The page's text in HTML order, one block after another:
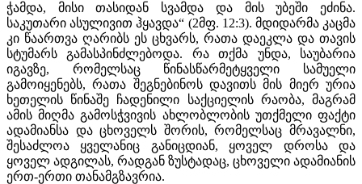
ჭამდა, მისი თასიდან სვამდა და მის უბეში ეძინა.
საკუთარი ასულივით ჰყავდა“ (2მფ. 12:3). მდიდარმა კაცმა
კი წაართვა ღარიბს ეს ცხვარს, რათა დაეკლა და თავის
სტუმარს გამასპინძლებოდა. რა თქმა უნდა, საუბარია
იგავზე, რომელსაც წინასწარმეტყველი სამუელი
გამოიყენებს, რათა შეგნებინოს დავითს მის მიერ ურია
ხეთელის წინაშე ჩადენილი საქციელის რაობა, მაგრამ
ამის მიღმა გამოსჭვივის ახლობლობის უთქმელი ფაქტი
ადამიანსა და ცხოველს შორის, რომელსაც მრავალნი,
შესაძლოა ყველანიც განიცდიან, ყოველ დროსა და
ყოველ ადგილას, რადგან ზუსტადაც, ცხოველი ადამიანის
ერთ-ერთი თანამგზავრია.